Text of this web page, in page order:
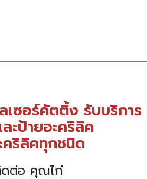
เซอร์คัตติ้ง รับบริการ
ะป้ายอะคริลิค
คริลิคทุกชนิด
ดต่อ คุณไก่